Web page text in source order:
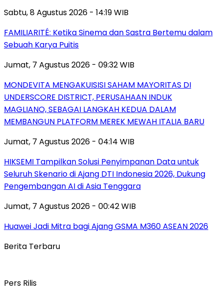
Sabtu, 8 Agustus 2026 - 14:19 WIB
FAMILIARITÉ: Ketika Sinema dan Sastra Bertemu dalam
Sebuah Karya Puitis
Jumat, 7 Agustus 2026 - 09:32 WIB
MONDEVITA MENGAKUISISI SAHAM MAYORITAS DI
UNDERSCORE DISTRICT, PERUSAHAAN INDUK
MAGLIANO, SEBAGAI LANGKAH KEDUA DALAM
MEMBANGUN PLATFORM MEREK MEWAH ITALIA BARU
Jumat, 7 Agustus 2026 - 04:14 WIB
HIKSEMI Tampilkan Solusi Penyimpanan Data untuk
Seluruh Skenario di Ajang DTI Indonesia 2026, Dukung
Pengembangan AI di Asia Tenggara
Jumat, 7 Agustus 2026 - 00:42 WIB
Huawei Jadi Mitra bagi Ajang GSMA M360 ASEAN 2026
Berita Terbaru
Pers Rilis